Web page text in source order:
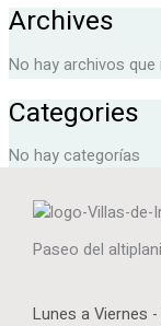
Archives
No hay archivos que
Categories
No hay categorías
Paseo del
Lunes a Viernes